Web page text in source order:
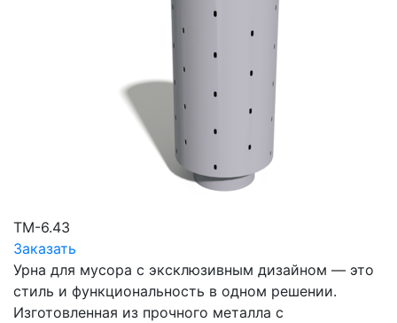
ТМ-6.43
Заказать
Урна для мусора с эксклюзивным дизайном — это
стиль и функциональность в одном решении.
Изготовленная из прочного металла с